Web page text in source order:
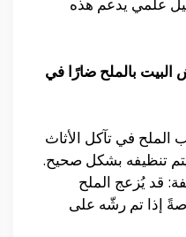
بالملح ضارًا في
الملح في تآكل الأثاث
تنظيفه بشكل صحيح.
قد يُزعج الملح
إذا تم رشّه على